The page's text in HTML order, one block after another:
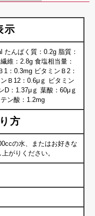
示
たんぱく質：0.2g 脂質：
維：2.8g 食塩相当量：
：0.3mg ビタミンＢ2：
Ｂ12：0.6μｇ ビタミン
D：1.37μｇ 葉酸：60μｇ
ン酸：1.2mg
方
の水、またはお好きな
がりください。